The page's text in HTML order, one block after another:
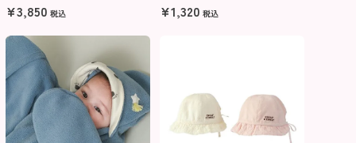
¥3,850 税込 ¥1,320 税込